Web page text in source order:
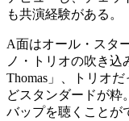
も共演経験がある。
A面はオール・スタ
ノ・トリオの吹き込
Thomas」、トリオ
どスタンダードが粋
バップを聴くことが